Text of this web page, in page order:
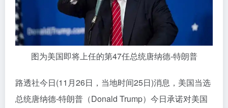
图为美国即将上任的第47任总统唐纳德-特朗普
路透社今日(11月26日，当地时间25日)消息，美国当选
总统唐纳德-特朗普（Donald Trump）今日承诺对美国